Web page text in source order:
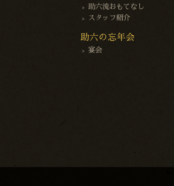
助六流おもてなし
スタッフ紹介
助六の忘年会
宴会